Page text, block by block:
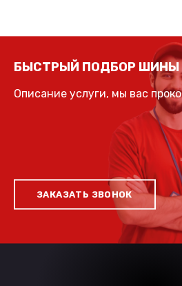
БЫСТРЫЙ ПОДБОР ШИНЫ
Описание услуги, мы вас
ЗАКАЗАТЬ ЗВОНОК